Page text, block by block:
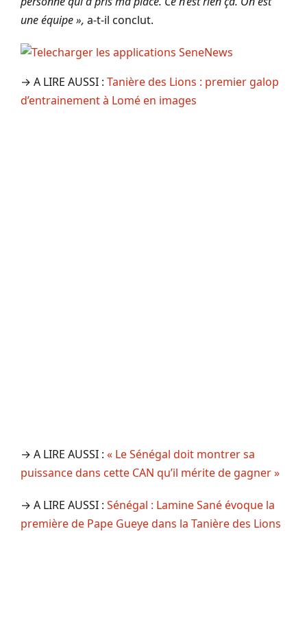
une équipe », a-t-il conclut.
→ A LIRE AUSSI : Tanière des Lions : premier galop
d’entrainement à Lomé en images
→ A LIRE AUSSI : « Le Sénégal doit montrer sa
puissance dans cette CAN qu’il mérite de gagner »
→ A LIRE AUSSI : Sénégal : Lamine Sané évoque la
première de Pape Gueye dans la Tanière des Lions